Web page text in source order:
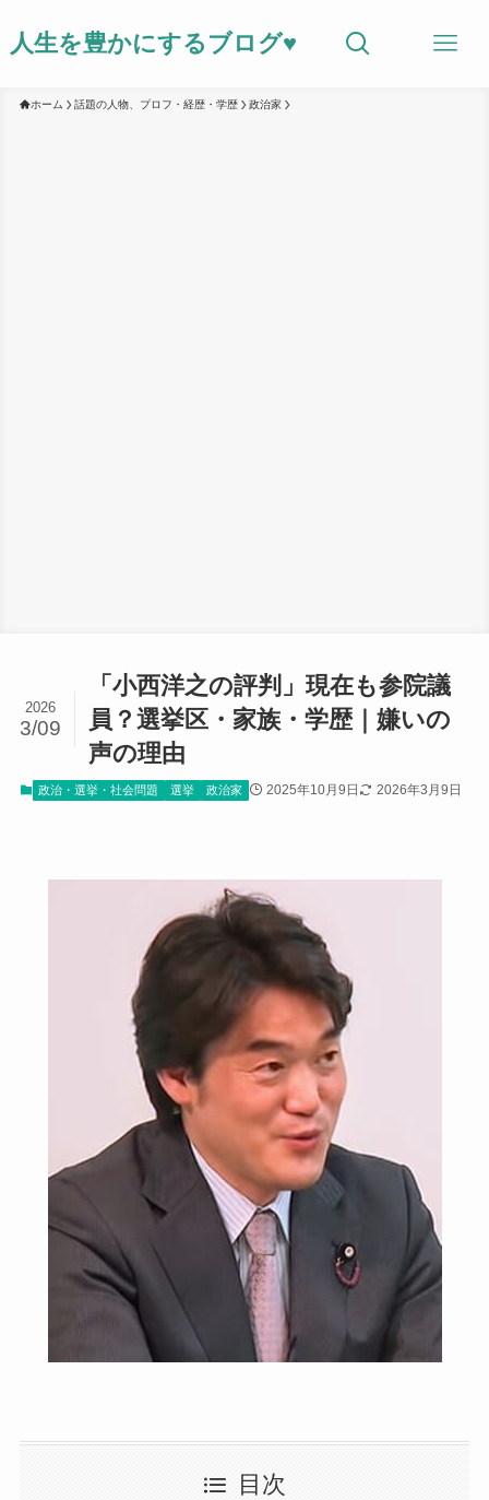
人生を豊かにするブログ♥
ホーム 話題の人物、プロフ・経歴・学歴 政治家
「小西洋之の評判」現在も参院議
員？選挙区・家族・学歴｜嫌いの
声の理由
2026
3/09
政治・選挙・社会問題 選挙 政治家 2025年10月9日 2026年3月9日
目次